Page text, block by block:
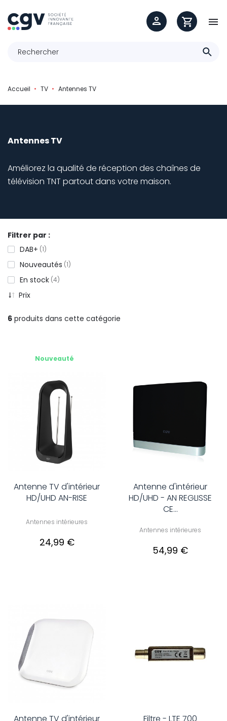

Accueil TV Antennes TV
Antennes TV
Améliorez la qualité de réception des chaînes de
télévision TNT partout dans votre maison.
Filtrer par :
DAB+ 1
Nouveautés 1
En stock 4
Prix
6 produits dans cette catégorie
Antenne TV d'intérieur
HD/UHD AN-RISE
Antennes intérieures
24,99 €
Nouveauté
Antenne d'intérieur
HD/UHD - AN REGLISSE
CE...
Antennes intérieures
54,99 €